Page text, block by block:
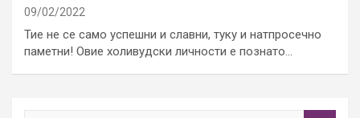
09/02/2022
Тие не се само успешни и славни, туку и натпросечно
паметни! Овие холивудски личности е познато…